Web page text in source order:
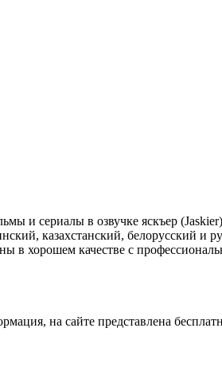
и сериалы в озвучке яскъер
казахстанский, белорусский
в хорошем качестве с
на сайте представлена